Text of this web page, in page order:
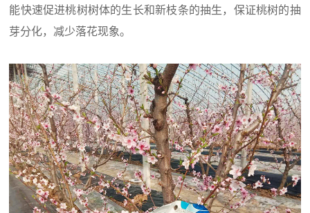
能快速促进桃树树体的生长和新枝条的抽生，保证桃树的抽
芽分化，减少落花现象。